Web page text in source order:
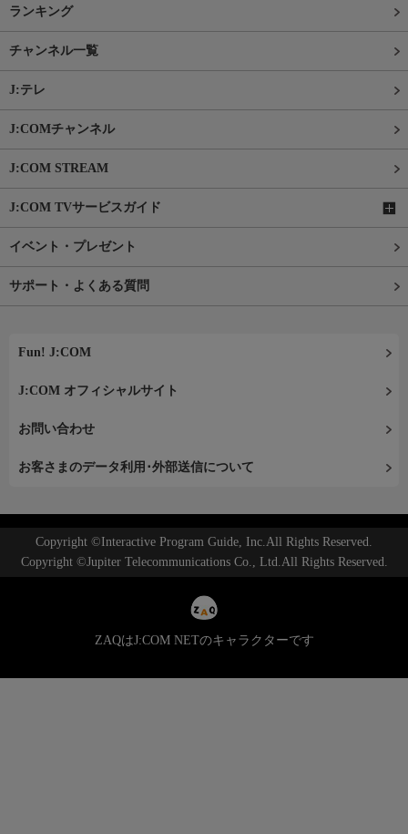
ランキング
チャンネル一覧
J:テレ
J:COMチャンネル
J:COM STREAM
J:COM TVサービスガイド
イベント・プレゼント
サポート・よくある質問
Fun! J:COM
J:COM オフィシャルサイト
お問い合わせ
お客さまのデータ利用･外部送信について
Copyright ©Interactive Program Guide, Inc.All Rights Reserved.
Copyright ©Jupiter Telecommunications Co., Ltd.All Rights Reserved.
ZAQはJ:COM NETのキャラクターです